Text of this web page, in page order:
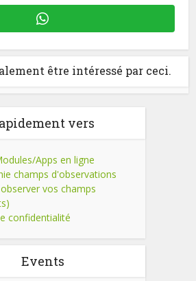
être intéressé par ceci.
vers
Apps en ligne
champs d'observations
vos champs
confidentialité
Events